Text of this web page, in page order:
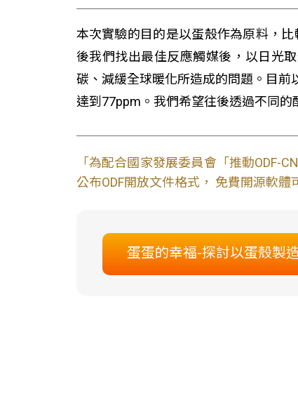
本次實驗的目的是以蛋殼作為原料，
後我們找出最佳反應觸媒後，以日光
碳、減緩全球暖化所造成的問題。目
達到77ppm。我們希望往後透過不同
「為配合國家發展委員會「推動ODF-
公布ODF開放文件格式， 免費開源軟
蛋蛋的幸福-探討以蛋殼製